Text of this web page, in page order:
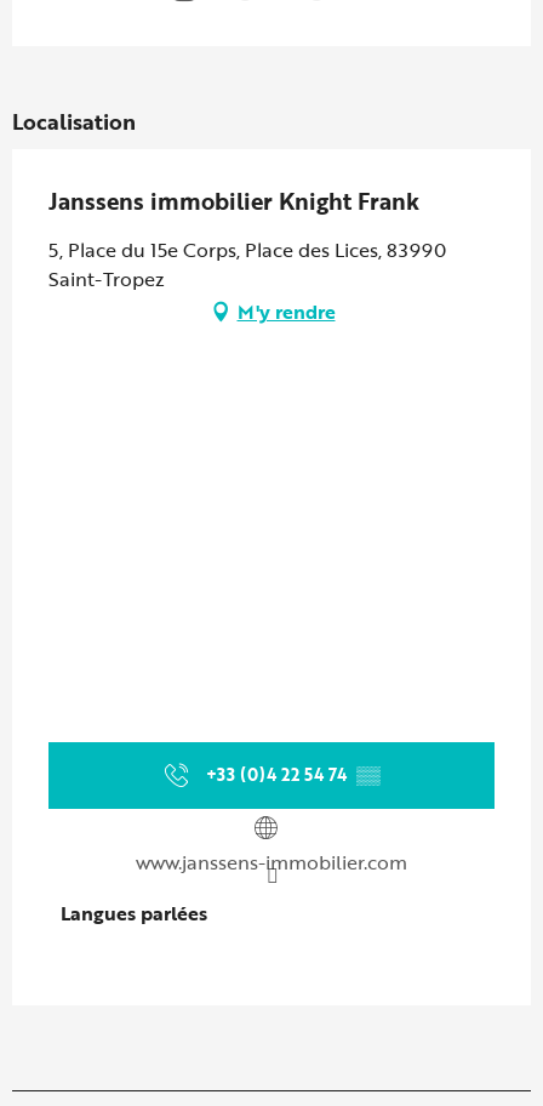
Localisation
Janssens immobilier Knight Frank
5, Place du 15e Corps, Place des Lices, 83990
Saint-Tropez
M'y rendre
+33 (0)4 22 54 74 ▒▒
www.janssens-immobilier.com
Langues parlées
Langues parlées